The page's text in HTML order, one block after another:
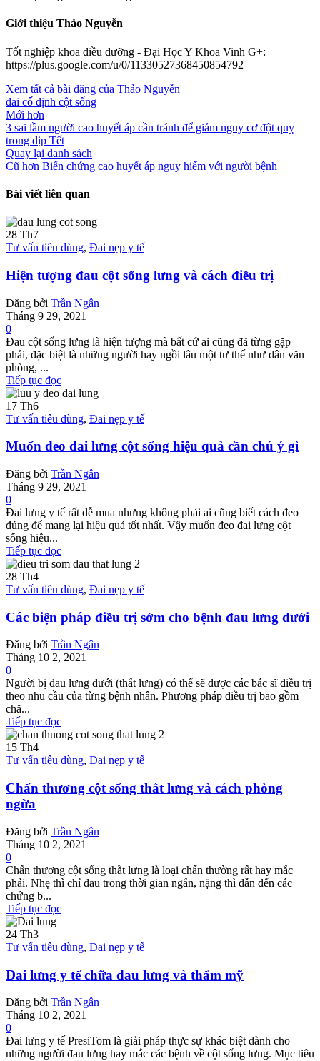
Giới thiệu Thảo Nguyễn
Tốt nghiệp khoa điều dưỡng - Đại Học Y Khoa Vinh G+:
https://plus.google.com/u/0/11330527368450854792
Xem tất cả bài đăng của Thảo Nguyễn
đai cố định cột sống
Mới hơn
3 sai lầm người cao huyết áp cần tránh để giảm nguy cơ đột quỵ
trong dịp Tết
Quay lại danh sách
Cũ hơn Biến chứng cao huyết áp nguy hiểm với người bệnh
Bài viết liên quan
28 Th7
Tư vấn tiêu dùng, Đai nẹp y tế
Hiện tượng đau cột sống lưng và cách điều trị
Đăng bởi Trần Ngân
Tháng 9 29, 2021
0
Đau cột sống lưng là hiện tượng mà bất cứ ai cũng đã từng gặp
phải, đặc biệt là những người hay ngồi lâu một tư thế như dân văn
phòng, ...
Tiếp tục đọc
17 Th6
Tư vấn tiêu dùng, Đai nẹp y tế
Muốn đeo đai lưng cột sống hiệu quả cần chú ý gì
Đăng bởi Trần Ngân
Tháng 9 29, 2021
0
Đai lưng y tế rất dễ mua nhưng không phải ai cũng biết cách đeo
đúng để mang lại hiệu quả tốt nhất. Vậy muốn đeo đai lưng cột
sống hiệu...
Tiếp tục đọc
28 Th4
Tư vấn tiêu dùng, Đai nẹp y tế
Các biện pháp điều trị sớm cho bệnh đau lưng dưới
Đăng bởi Trần Ngân
Tháng 10 2, 2021
0
Người bị đau lưng dưới (thắt lưng) có thể sẽ được các bác sĩ điều trị
theo nhu cầu của từng bệnh nhân. Phương pháp điều trị bao gồm
chă...
Tiếp tục đọc
15 Th4
Tư vấn tiêu dùng, Đai nẹp y tế
Chấn thương cột sống thắt lưng và cách phòng
ngừa
Đăng bởi Trần Ngân
Tháng 10 2, 2021
0
Chấn thương cột sống thắt lưng là loại chấn thường rất hay mắc
phải. Nhẹ thì chỉ đau trong thời gian ngắn, nặng thì dẫn đến các
chứng b...
Tiếp tục đọc
24 Th3
Tư vấn tiêu dùng, Đai nẹp y tế
Đai lưng y tế chữa đau lưng và thẩm mỹ
Đăng bởi Trần Ngân
Tháng 10 2, 2021
0
Đai lưng y tế PresiTom là giải pháp thực sự khác biệt dành cho
những người đau lưng hay mắc các bệnh về cột sống lưng. Mục tiêu